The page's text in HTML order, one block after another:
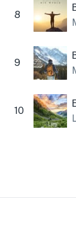
8
9
10